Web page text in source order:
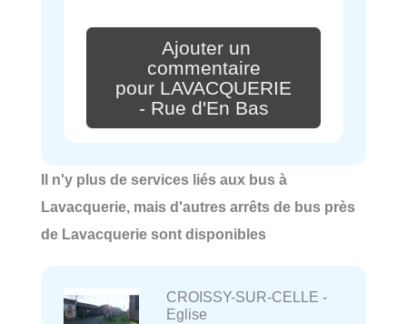
Ajouter un
commentaire
pour LAVACQUERIE
- Rue d'En Bas
Il n'y plus de services liés aux bus à
Lavacquerie, mais d'autres arrêts de bus près
de Lavacquerie sont disponibles
CROISSY-SUR-CELLE -
Eglise